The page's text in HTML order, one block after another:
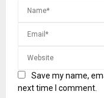
Save my name,
next time I comment.